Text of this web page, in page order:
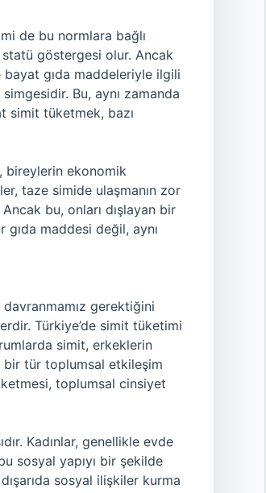
de bu normlara bağlı
statü göstergesi olur. Ancak
gıda maddeleriyle ilgili
Bu, aynı zamanda
simit tüketmek, bazı
bireylerin ekonomik
taze simide ulaşmanın zor
bu, onları dışlayan bir
maddesi değil, aynı
gerektiğini
Türkiye’de simit tüketimi
simit, erkeklerin
bir tür toplumsal etkileşim
toplumsal cinsiyet
Kadınlar, genellikle evde
sosyal yapıyı bir şekilde
sosyal ilişkiler kurma